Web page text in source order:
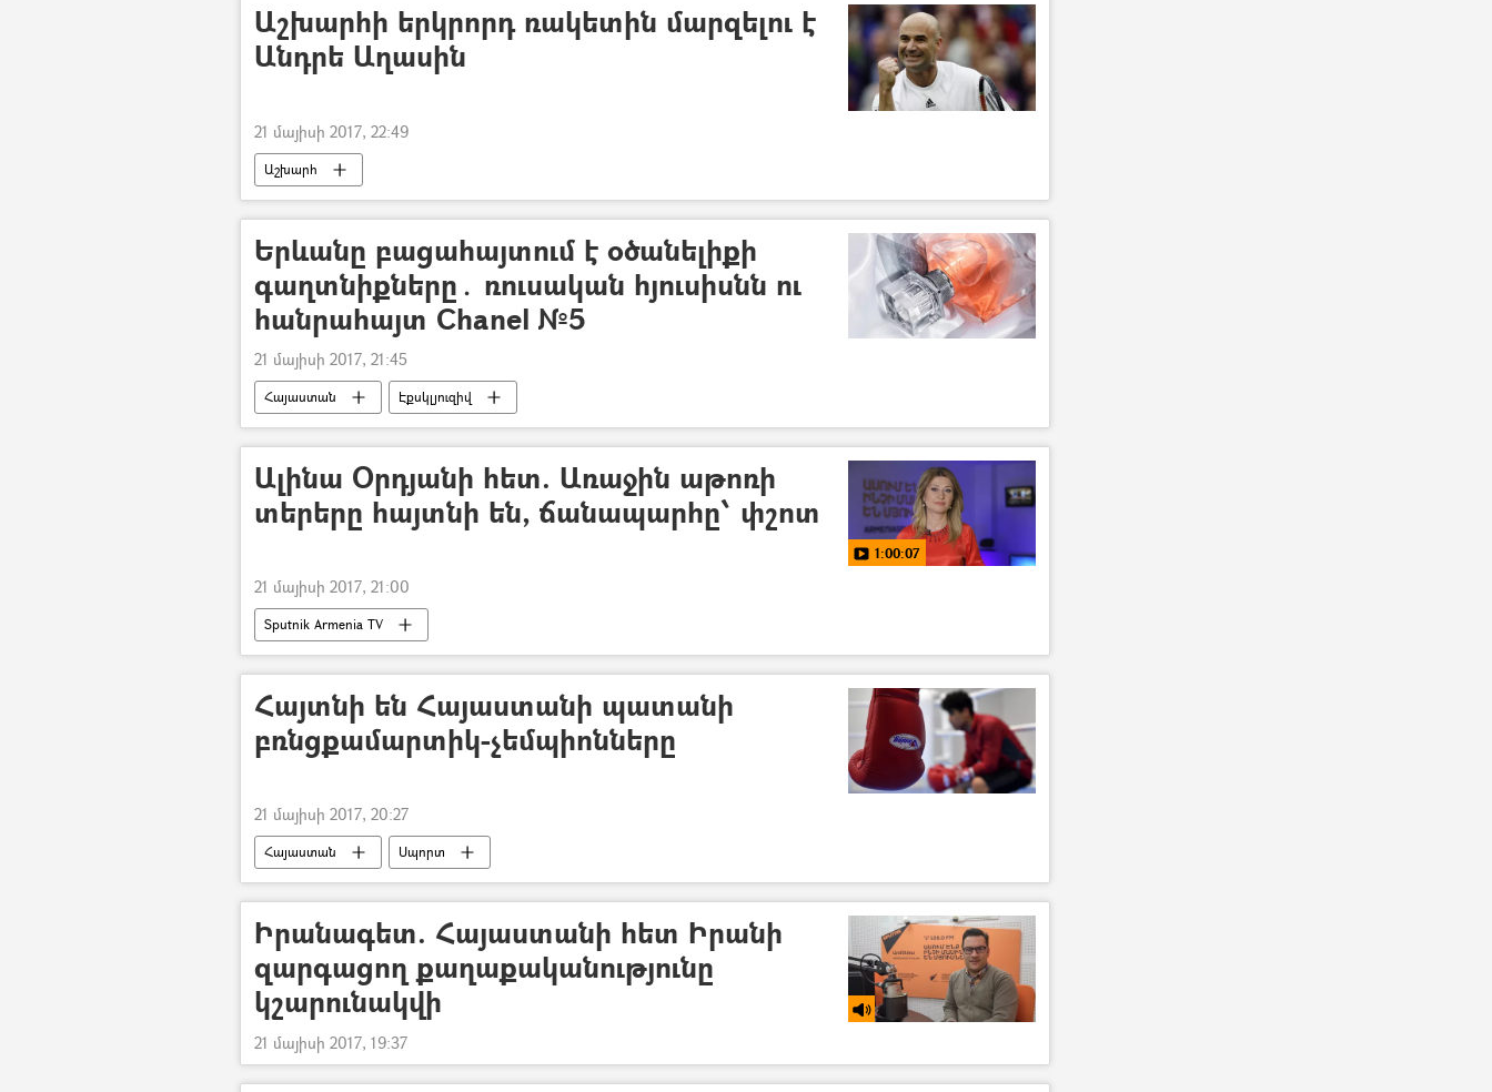
Աշխարհի երկրորդ ռակետին մարզելու է
Անդրե Աղասին
21 մայիսի 2017, 22:49
Աշխարհ
Երևանը բացահայտում է օծանելիքի
գաղտնիքները․ ռուսական հյուսիսնն ու
հանրահայտ Chanel №5
21 մայիսի 2017, 21:45
Հայաստան Էքսկլյուզիվ
Ալինա Օրդյանի հետ. Առաջին աթոռի
տերերը հայտնի են, ճանապարհը՝ փշոտ
1:00:07
21 մայիսի 2017, 21:00
Sputnik Armenia TV
Հայտնի են Հայաստանի պատանի
բռնցքամարտիկ-չեմպիոնները
21 մայիսի 2017, 20:27
Հայաստան Սպորտ
Իրանագետ. Հայաստանի հետ Իրանի
զարգացող քաղաքականությունը
կշարունակվի
21 մայիսի 2017, 19:37